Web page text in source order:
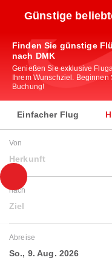
Günstige
Finden Sie günstige
nach DMK
Genießen Sie exklusive
Ihrem Wunschziel. Beginnen
Buchung!
Einfacher Flug
Von
Herkunft
nach
Ziel
Abreise
So., 9. Aug. 2026